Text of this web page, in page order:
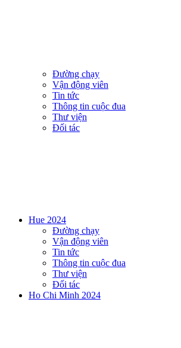
Đường chạy
Vận động viên
Tin tức
Thông tin cuộc đua
Thư viện
Đối tác
Hue 2024
Đường chạy
Vận động viên
Tin tức
Thông tin cuộc đua
Thư viện
Đối tác
Ho Chi Minh 2024